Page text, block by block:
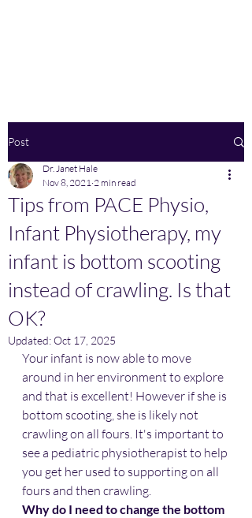
Post
Tips from PACE Physio,
Infant Physiotherapy, my
infant is bottom scooting
instead of crawling. Is that
OK?
Dr. Janet Hale
Nov 8, 2021 2 min read
Updated:Oct 17, 2025
Your infant is now able to move
around in her environment to explore
and that is excellent! However if she is
bottom scooting, she is likely not
crawling on all fours. It's important to
see a pediatric physiotherapist to help
you get her used to supporting on all
fours and then crawling.
Why do I need to change the bottom